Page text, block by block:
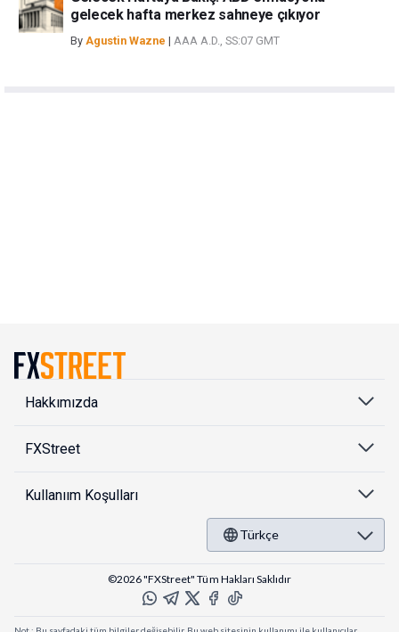
gelecek hafta merkez sahneye çıkıyor
By Agustin Wazne | AAA A.D., SS:07 GMT
Hakkımızda
FXStreet
Kullanıım Koşulları
Türkçe
©2026 "FXStreet" Tüm Hakları Saklıdır